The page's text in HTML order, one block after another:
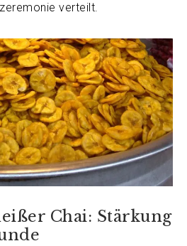
verteilt.
Chai: Stärkung